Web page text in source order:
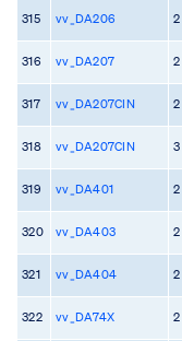
315 vv_DA206 2
316 vv_DA207 2
317 vv_DA207CIN 2
318 vv_DA207CIN 3
319 vv_DA401 2
320 vv_DA403 2
321 vv_DA404 2
322 vv_DA74X 2